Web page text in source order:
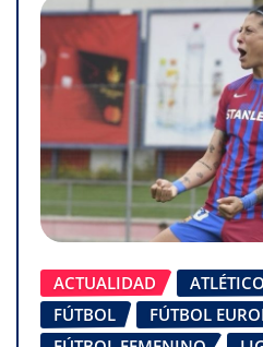
ACTUALIDAD
FÚTBOL
FÚTBOL